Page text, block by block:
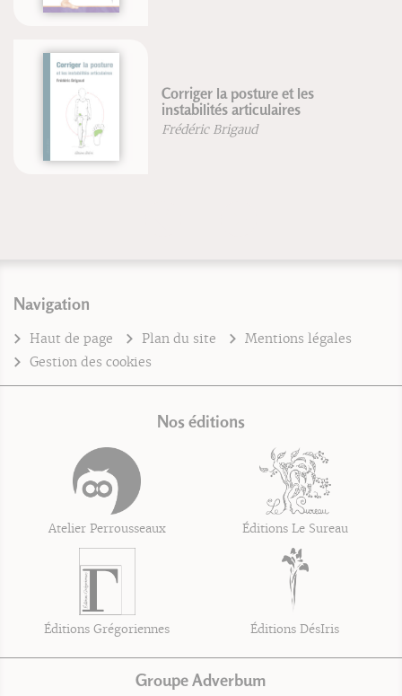
Corriger la posture et les
instabilités articulaires
Frédéric Brigaud
Navigation
Haut de page Plan du site
Mentions légales
Gestion des cookies
Nos éditions
Atelier Perrousseaux Éditions Le Sureau
Éditions Grégoriennes Éditions DésIris
Groupe Adverbum